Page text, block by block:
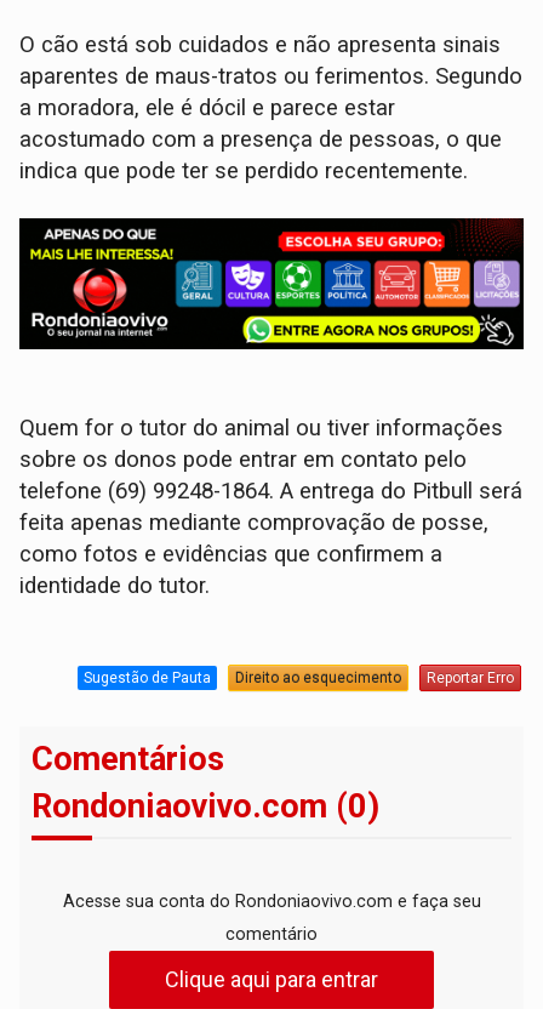
O cão está sob cuidados e não apresenta sinais
aparentes de maus-tratos ou ferimentos. Segundo
a moradora, ele é dócil e parece estar
acostumado com a presença de pessoas, o que
indica que pode ter se perdido recentemente.
Quem for o tutor do animal ou tiver informações
sobre os donos pode entrar em contato pelo
telefone (69) 99248-1864. A entrega do Pitbull será
feita apenas mediante comprovação de posse,
como fotos e evidências que confirmem a
identidade do tutor.
Sugestão de Pauta Direito ao esquecimento Reportar Erro
Comentários
Rondoniaovivo.com (0)
Acesse sua conta do Rondoniaovivo.com e faça seu
comentário
Clique aqui para entrar